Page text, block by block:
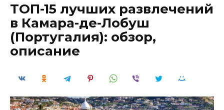
ТОП-15 лучших развлечений
в Камара-де-Лобуш
(Португалия): обзор,
описание